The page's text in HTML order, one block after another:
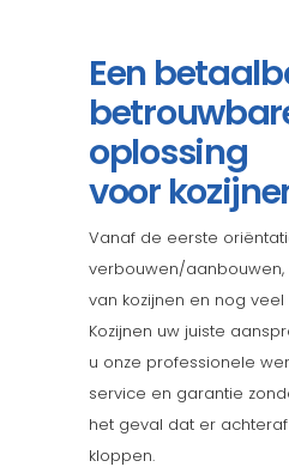
Een
oplossing
voor
Vanaf de eerste
verbouwen/aanbouwen,
van kozijnen en nog veel
Kozijnen uw juiste
u onze professionele
service en garantie
het geval dat er
kloppen.